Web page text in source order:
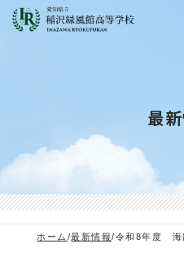
最
ホーム /最新情報/令和8年度 海